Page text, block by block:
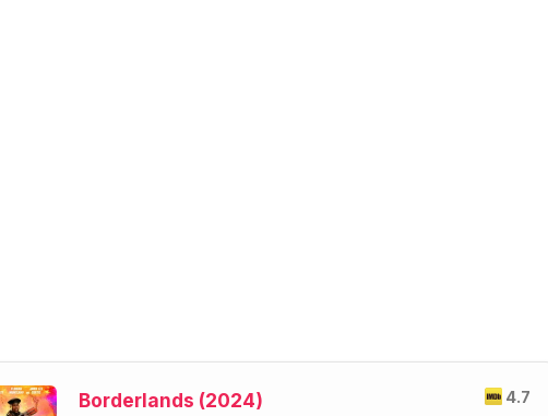
4.7
Borderlands (2024)